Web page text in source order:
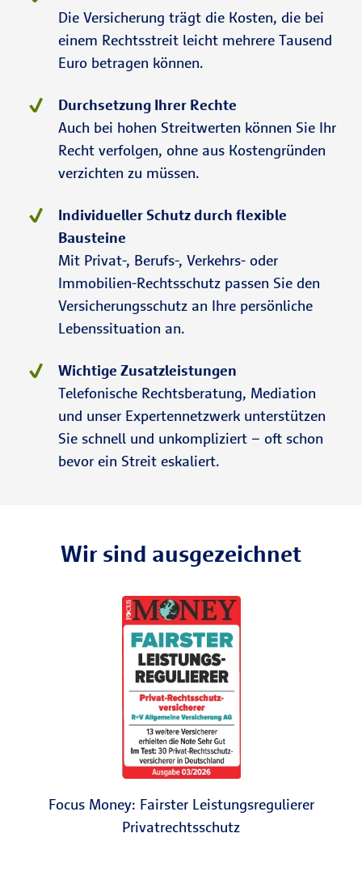
Die Versicherung trägt die Kosten, die bei
einem Rechtsstreit leicht mehrere Tausend
Euro betragen können.
Durchsetzung Ihrer Rechte
Auch bei hohen Streitwerten können Sie Ihr
Recht verfolgen, ohne aus Kostengründen
verzichten zu müssen.
Individueller Schutz durch flexible
Bausteine
Mit Privat-, Berufs-, Verkehrs- oder
Immobilien-Rechtsschutz passen Sie den
Versicherungsschutz an Ihre persönliche
Lebenssituation an.
Wichtige Zusatzleistungen
Telefonische Rechtsberatung, Mediation
und unser Expertennetzwerk unterstützen
Sie schnell und unkompliziert – oft schon
bevor ein Streit eskaliert.
Wir sind ausgezeichnet
Focus Money: Fairster Leistungsregulierer
Privatrechtsschutz